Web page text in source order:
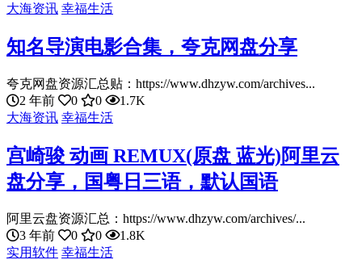
大海资讯 幸福生活
知名导演电影合集，夸克网盘分享
夸克网盘资源汇总贴：https://www.dhzyw.com/archives...
2 年前
0 0
1.7K
大海资讯 幸福生活
宫崎骏 动画 REMUX(原盘 蓝光)阿里云
盘分享，国粤日三语，默认国语
阿里云盘资源汇总：https://www.dhzyw.com/archives/...
3 年前
0 0
1.8K
实用软件 幸福生活